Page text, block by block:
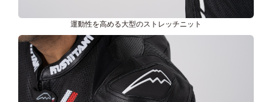
運動性を高める大型のストレッチニット